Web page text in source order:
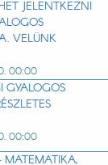
JELENTKEZNI
VELÜNK
00:00
GYALOGOS
00:00
MATEMATIKA,